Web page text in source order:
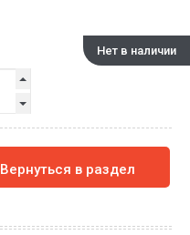
Нет в наличии
Вернуться в раздел